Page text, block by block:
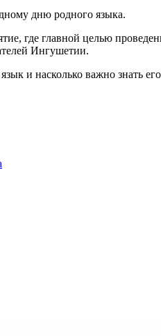
дню родного языка.
где главной целью
Ингушетии.
и насколько важно знать